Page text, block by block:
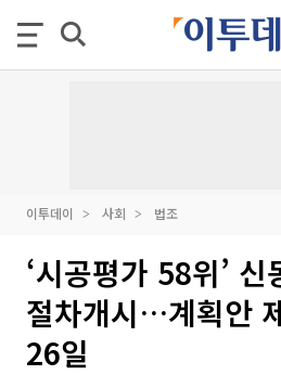
이투데이 사회 법조
‘시공평가 58위’
절차개시…계획안
26일